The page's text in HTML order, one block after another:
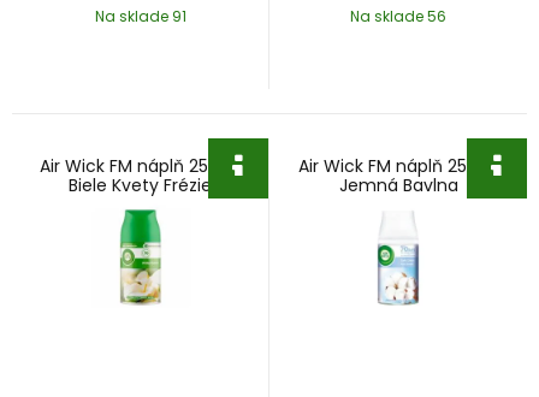
Na sklade 91 Na sklade 56
Air Wick FM náplň 250ml
Biele Kvety Frézie
Air Wick FM náplň 250ml
Jemná Bavlna